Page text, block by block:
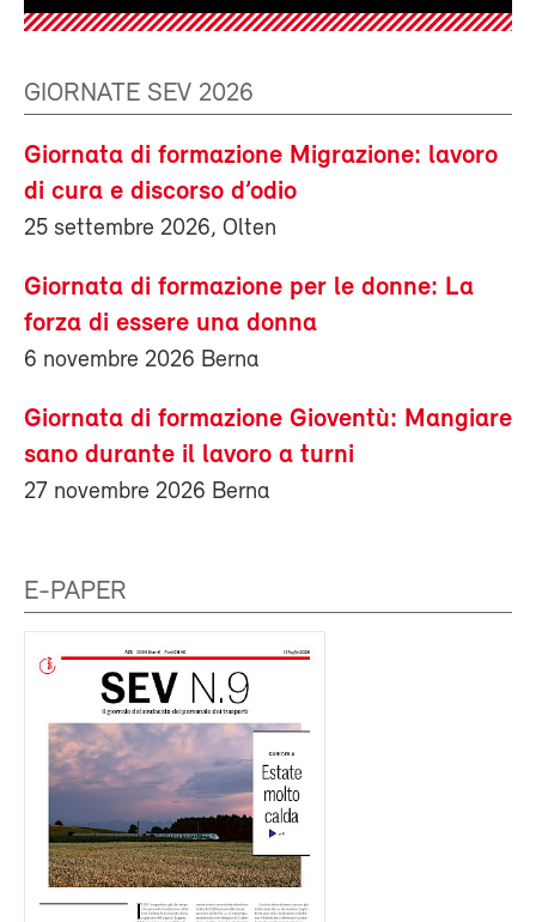
GIORNATE SEV 2026
Giornata di formazione Migrazione: lavoro
di cura e discorso d’odio
25 settembre 2026, Olten
Giornata di formazione per le donne: La
forza di essere una donna
6 novembre 2026 Berna
Giornata di formazione Gioventù: Mangiare
sano durante il lavoro a turni
27 novembre 2026 Berna
E-PAPER